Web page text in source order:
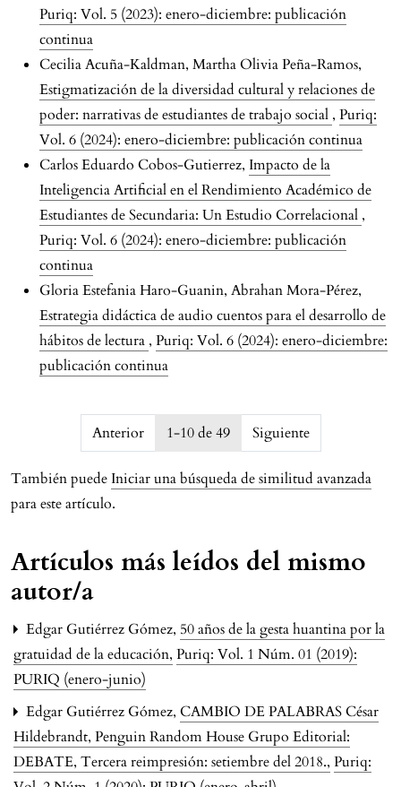
Puriq: Vol. 5 (2023): enero-diciembre: publicación
continua
Cecilia Acuña-Kaldman, Martha Olivia Peña-Ramos,
Estigmatización de la diversidad cultural y relaciones de
poder: narrativas de estudiantes de trabajo social , Puriq:
Vol. 6 (2024): enero-diciembre: publicación continua
Carlos Eduardo Cobos-Gutierrez, Impacto de la
Inteligencia Artificial en el Rendimiento Académico de
Estudiantes de Secundaria: Un Estudio Correlacional ,
Puriq: Vol. 6 (2024): enero-diciembre: publicación
continua
Gloria Estefania Haro-Guanin, Abrahan Mora-Pérez,
Estrategia didáctica de audio cuentos para el desarrollo de
hábitos de lectura , Puriq: Vol. 6 (2024): enero-diciembre:
publicación continua
issue.pagination6a76fd59f3341
Anterior 1-10 de 49 Siguiente
También puede Iniciar una búsqueda de similitud avanzada
para este artículo.
Artículos más leídos del mismo
autor/a
Edgar Gutiérrez Gómez, 50 años de la gesta huantina por la
gratuidad de la educación, Puriq: Vol. 1 Núm. 01 (2019):
PURIQ (enero-junio)
Edgar Gutiérrez Gómez, CAMBIO DE PALABRAS César
Hildebrandt, Penguin Random House Grupo Editorial:
DEBATE, Tercera reimpresión: setiembre del 2018., Puriq: